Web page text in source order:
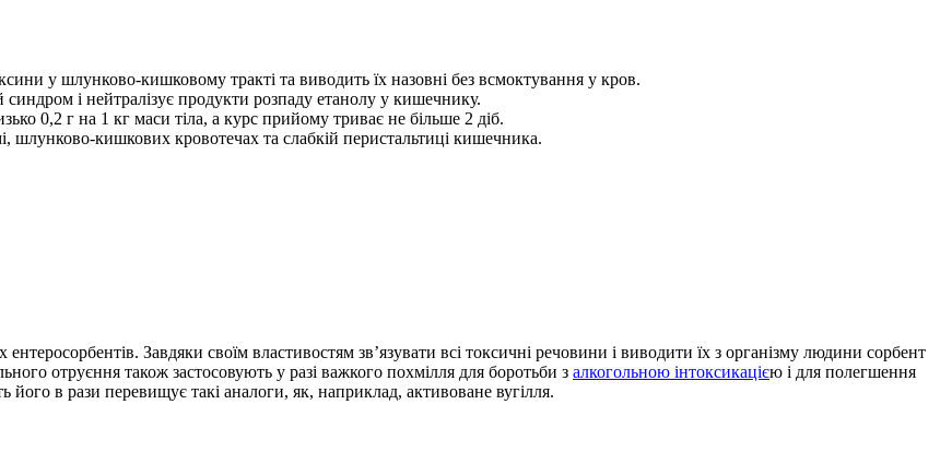
у шлунково-кишковому тракті та виводить їх назовні без всмоктування у кров.
і нейтралізує продукти розпаду етанолу у кишечнику.
0,2 г на 1 кг маси тіла, а курс прийому триває не більше 2 діб.
шлунково-кишкових кровотечах та слабкій перистальтиці кишечника.
Завдяки своїм властивостям зв’язувати всі токсичні речовини і виводити їх з організму людини сорбент
отруєння також застосовують у разі важкого похмілля для боротьби з алкогольною інтоксикацією і для полегшення
його в рази перевищує такі аналоги, як, наприклад, активоване вугілля.